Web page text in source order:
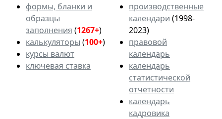
формы, бланки и
образцы
заполнения (1267+)
калькуляторы (100+)
курсы валют
ключевая ставка
производственные
календари (1998-
2023)
правовой
календарь
календарь
статистической
отчетности
календарь
кадровика